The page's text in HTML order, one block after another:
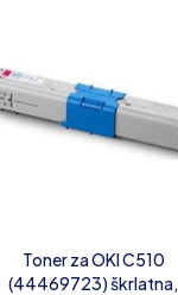
Toner za OKI C510
(44469723) škrlatna,